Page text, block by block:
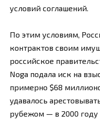
условий соглашений.
По этим условиям,
контрактов своим
российское
Noga подала иск на
примерно $68
удавалось
рубежом — в 2000 году